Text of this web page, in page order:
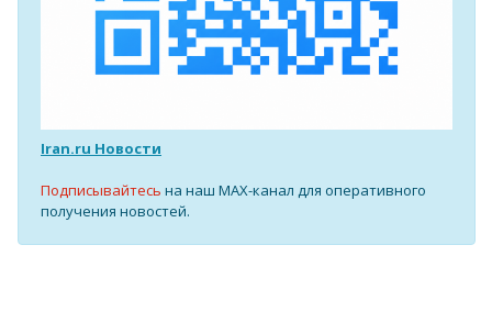
Iran.ru Новости
Подписывайтесь на наш MAX-канал для оперативного
получения новостей.